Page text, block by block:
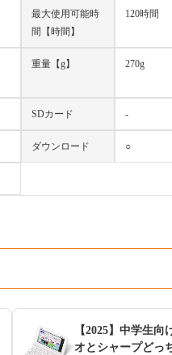
最大使用可能時
間【時間】
120時間
重量【g】 270g
SDカード -
ダウンロード ○
【2025】中学生
オとシャープどっ